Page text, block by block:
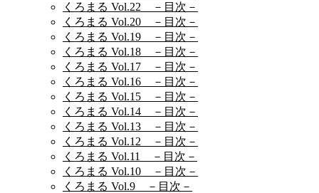
くろまる Vol.22 －目次－
くろまる Vol.20 －目次－
くろまる Vol.19 －目次－
くろまる Vol.18 －目次－
くろまる Vol.17 －目次－
くろまる Vol.16 －目次－
くろまる Vol.15 －目次－
くろまる Vol.14 －目次－
くろまる Vol.13 －目次－
くろまる Vol.12 －目次－
くろまる Vol.11 －目次－
くろまる Vol.10 －目次－
くろまる Vol.9 －目次－